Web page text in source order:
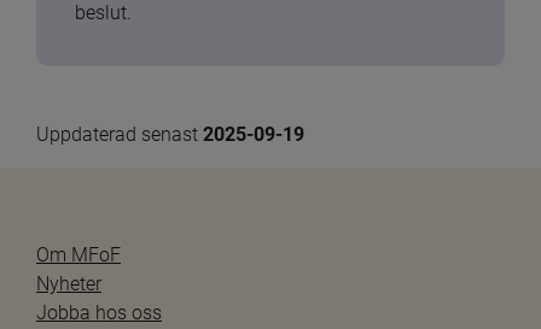
beslut.
Uppdaterad senast 2025-09-19
Om MFoF
Nyheter
Jobba hos oss